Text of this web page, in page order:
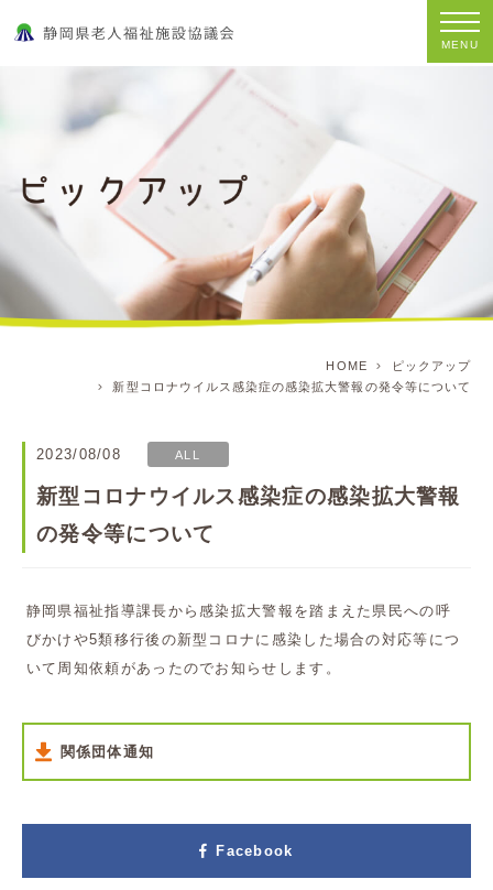
MENU
HOME
ピックアップ
新型コロナウイルス感染症の感染拡大警報の発令等について
2023/08/08 ALL
新型コロナウイルス感染症の感染拡大警報
の発令等について
静岡県福祉指導課長から感染拡大警報を踏まえた県民への呼
びかけや5類移行後の新型コロナに感染した場合の対応等につ
いて周知依頼があったのでお知らせします。
関係団体通知
Facebook